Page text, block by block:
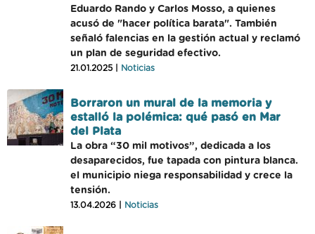
Eduardo Rando y Carlos Mosso, a quienes
acusó de "hacer política barata". También
señaló falencias en la gestión actual y reclamó
un plan de seguridad efectivo.
21.01.2025 | Noticias
Borraron un mural de la memoria y
estalló la polémica: qué pasó en Mar
del Plata
La obra “30 mil motivos”, dedicada a los
desaparecidos, fue tapada con pintura blanca.
el municipio niega responsabilidad y crece la
tensión.
13.04.2026 | Noticias